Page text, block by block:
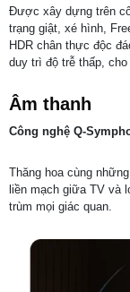
Được xây dựng trên
trạng giật, xé hình,
HDR chân thực độc
duy trì độ trễ thấp,
Âm thanh
Công nghệ Q-
Thăng hoa cùng
liền mạch giữa TV và
trùm mọi giác quan.